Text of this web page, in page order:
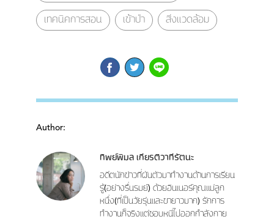
เทคนิคการสอน เข้าป่า สิ่งแวดล้อม
Author:
ทิพย์พิมล เกียรติวาทีรัตนะ
อดีตนักข่าวที่ผันตัวมาทำงานด้านการเรียน
รู้(อย่างรื่นรมย์) ด้วยอินเนอร์คุณแม่ลูก
หนึ่ง(ที่เป็นวัยรุ่นและขายาวมาก) รักการ
ทำงานก็จริงแต่ชอบหนีไปออกกำลังกาย